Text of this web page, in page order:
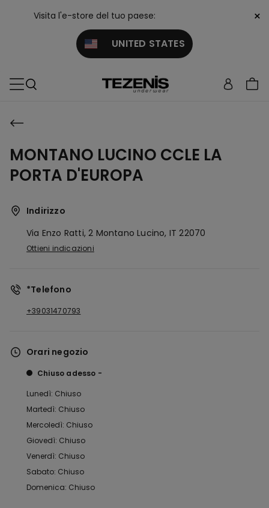
Visita l'e-store del tuo paese:
UNITED STATES
×
MONTANO LUCINO CCLE LA
PORTA D'EUROPA
Indirizzo
Via Enzo Ratti, 2 Montano Lucino, IT22070
Ottieni indicazioni
*Telefono
+39031470793
Orari negozio
Chiuso adesso
Lunedì: Chiuso
Martedì: Chiuso
Mercoledì: Chiuso
Giovedì: Chiuso
Venerdì: Chiuso
Sabato: Chiuso
Domenica: Chiuso